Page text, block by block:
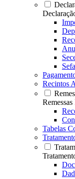
Recintos
Tabelas